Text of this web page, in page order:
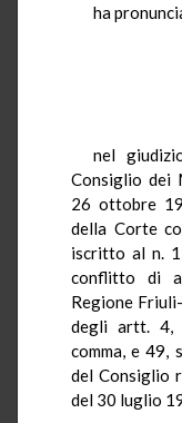
ha
nel
Consiglio dei
26 ottobre
della Corte
iscritto al n.
conflitto di
Regione
degli artt. 4,
comma, e 49,
del Consiglio
del 30 luglio